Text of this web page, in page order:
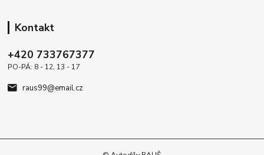
Kontakt
+420 733767377
PO-PÁ: 8 - 12, 13 - 17
raus99@email.cz